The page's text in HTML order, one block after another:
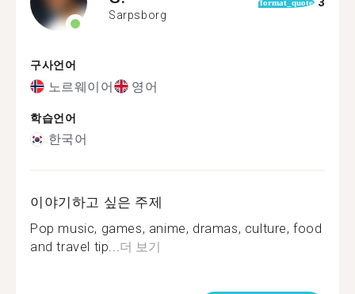
Sarpsborg
format_quote
구사언어
노르웨이어 영어
학습언어
한국어
이야기하고 싶은 주제
Pop music, games, anime, dramas, culture, food
and travel tip...더 보기